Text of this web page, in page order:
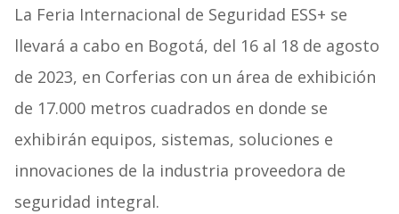
La Feria Internacional de Seguridad ESS+ se
llevará a cabo en Bogotá, del 16 al 18 de agosto
de 2023, en Corferias con un área de exhibición
de 17.000 metros cuadrados en donde se
exhibirán equipos, sistemas, soluciones e
innovaciones de la industria proveedora de
seguridad integral.